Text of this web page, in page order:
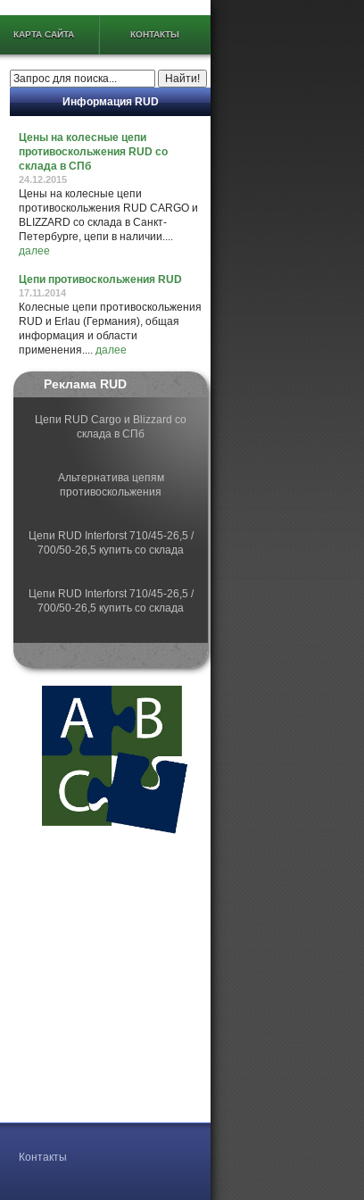
КАРТА САЙТА КОНТАКТЫ
Информация RUD
Цены на колесные цепи
противоскольжения RUD со
склада в СПб
24.12.2015
Цены на колесные цепи
противоскольжения RUD CARGO и
BLIZZARD со склада в Санкт-
Петербурге, цепи в наличии....
далее
Цепи противоскольжения RUD
17.11.2014
Колесные цепи противоскольжения
RUD и Erlau (Германия), общая
информация и области
применения.... далее
Реклама RUD
Цепи RUD Cargo и Blizzard со
склада в СПб
Альтернатива цепям
противоскольжения
Цепи RUD Interforst 710/45-26,5 /
700/50-26,5 купить со склада
Цепи RUD Interforst 710/45-26,5 /
700/50-26,5 купить со склада
грузовых автомобилей
Гусеницы для лесных машин
Контакты